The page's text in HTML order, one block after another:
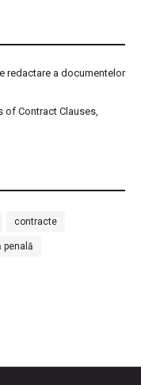
redactare a documentelor
of Contract Clauses,
contracte
penală